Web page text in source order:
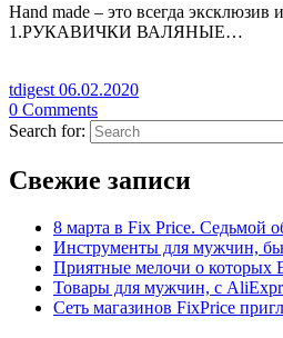
Hand made – это всегда
1.РУКАВИЧКИ ВАЛЯНЫЕ…
tdigest 06.02.2020
0 Comments
Search for:
Свежие записи
8 марта в Fix Price. Cедьмой
Инструменты для мужчин,
Приятные мелочи о которых
Товары для мужчин, с
Сеть магазинов FixPrice